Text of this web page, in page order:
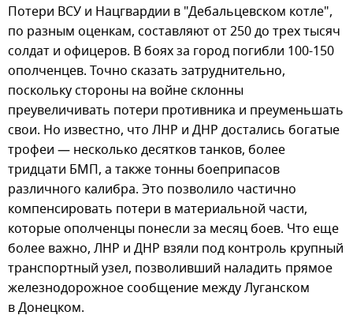
Потери ВСУ и Нацгвардии в "Дебальцевском котле",
по разным оценкам, составляют от 250 до трех тысяч
солдат и офицеров. В боях за город погибли 100-150
ополченцев. Точно сказать затруднительно,
поскольку стороны на войне склонны
преувеличивать потери противника и преуменьшать
свои. Но известно, что ЛНР и ДНР достались богатые
трофеи — несколько десятков танков, более
тридцати БМП, а также тонны боеприпасов
различного калибра. Это позволило частично
компенсировать потери в материальной части,
которые ополченцы понесли за месяц боев. Что еще
более важно, ЛНР и ДНР взяли под контроль крупный
транспортный узел, позволивший наладить прямое
железнодорожное сообщение между Луганском
в Донецком.